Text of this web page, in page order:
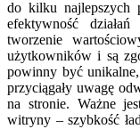
do kilku najlepszych
efektywność
tworzenie
użytkowników i są
powinny być
przyciągały uwagę
na stronie. Ważne
witryny – szybkość